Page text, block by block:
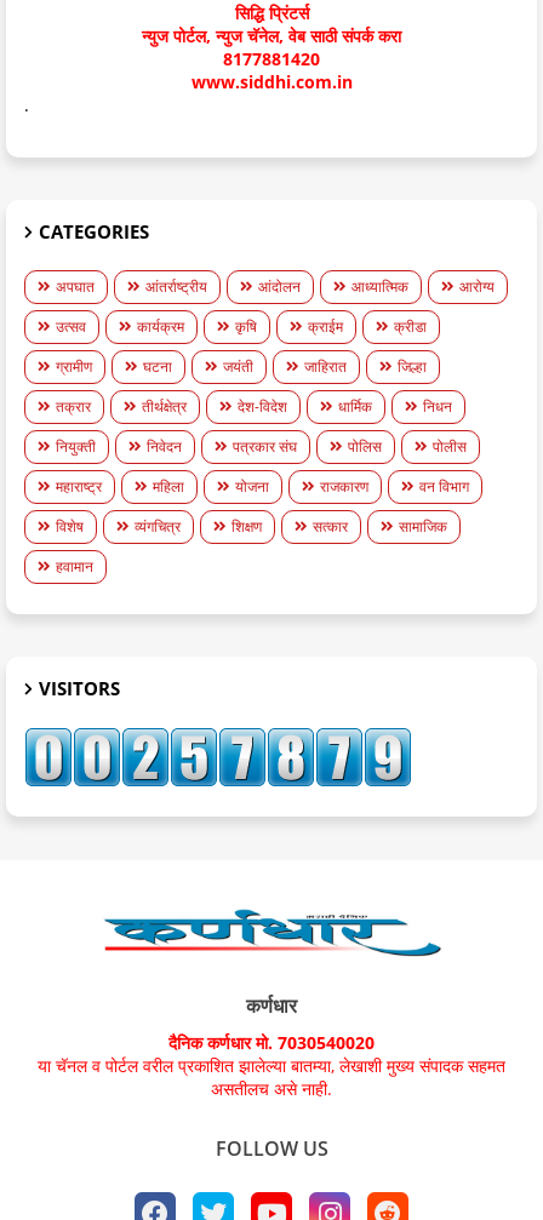
सिद्धि प्रिंटर्स
न्युज पोर्टल, न्युज चॅनेल, वेब साठी संपर्क करा
8177881420
www.siddhi.com.in
.
CATEGORIES
अपघात आंतर्राष्ट्रीय आंदोलन आध्यात्मिक
आरोग्य
उत्सव
कार्यक्रम कृषि क्राईम
क्रीडा
ग्रामीण
घटना जयंती जाहिरात
जिल्हा
तक्रार
तीर्थक्षेत्र देश-विदेश धार्मिक
निधन
नियुक्ती
निवेदन पत्रकार संघ पोलिस
पोलीस
महाराष्ट्र
महिला योजना राजकारण
वन विभाग
विशेष
व्यंगचित्र शिक्षण सत्कार
सामाजिक
हवामान
VISITORS
कर्णधार
दैनिक कर्णधार मो. 7030540020
या चॅनल व पोर्टल वरील प्रकाशित झालेल्या बातम्या, लेखाशी मुख्य संपादक सहमत
असतीलच असे नाही.
FOLLOW US